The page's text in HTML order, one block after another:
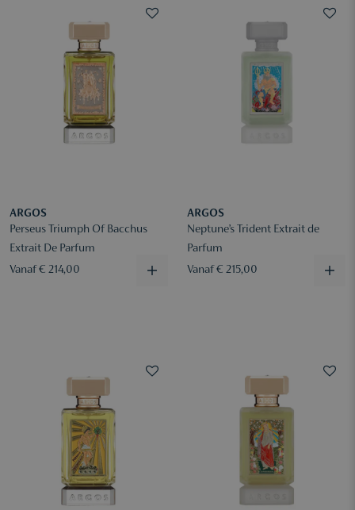
ARGOS
Perseus Triumph Of Bacchus
Extrait De Parfum
Vanaf € 214,00
ARGOS
Neptune’s Trident Extrait de
Parfum
Vanaf € 215,00